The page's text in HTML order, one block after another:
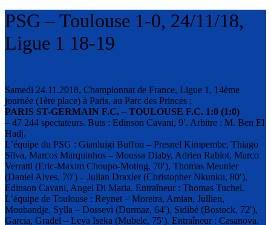
PSG – Toulouse 1-0, 24/11/18,
Ligue 1 18-19
Samedi 24.11.2018, Championnat de France, Ligue 1, 14ème
journée (1ère place) à Paris, au Parc des Princes :
PARIS ST-GERMAIN F.C. – TOULOUSE F.C. 1:0 (1:0)
– 47 244 spectateurs. Buts : Edinson Cavani, 9′. Arbitre : M. Ben El
Hadj.
L’équipe du PSG : Gianluigi Buffon – Presnel Kimpembe, Thiago
Silva, Marcos Marquinhos – Moussa Diaby, Adrien Rabiot, Marco
Verratti (Eric-Maxim Choupo-Moting, 70′), Thomas Meunier
(Daniel Alves, 70′) – Julian Draxler (Christopher Nkunku, 80′),
Edinson Cavani, Angel Di Maria. Entraîneur : Thomas Tuchel.
L’équipe de Toulouse : Reynet – Moreira, Amian, Jullien,
Moubandje, Sylla – Dossevi (Durmaz, 64′), Sidibé (Bostock, 72′),
Garcia, Gradel – Leya Iseka (Mubele, 75′). Entraîneur : Casanova.